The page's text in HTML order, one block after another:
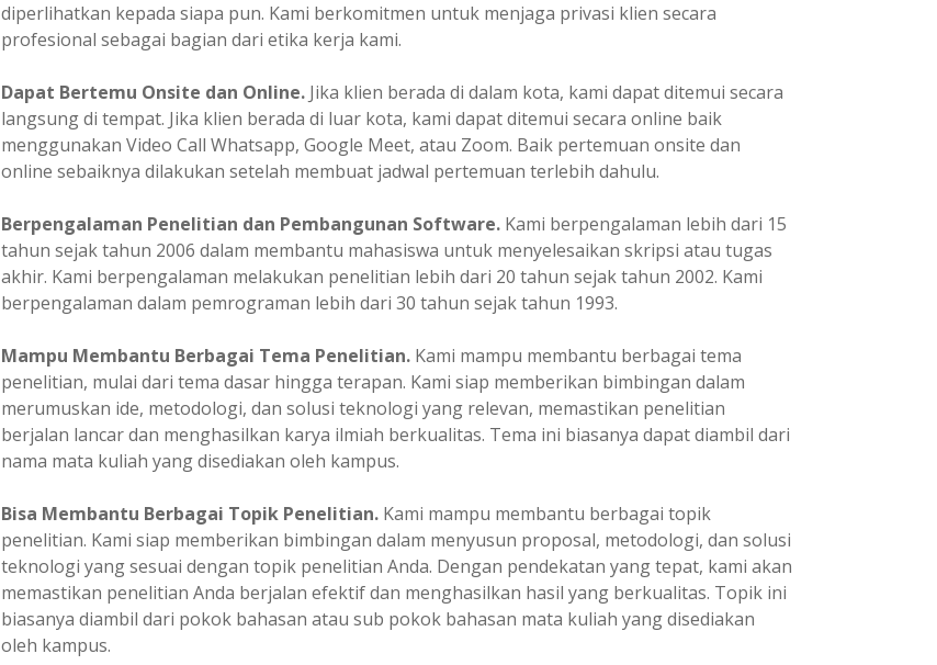
diperlihatkan kepada siapa pun. Kami berkomitmen untuk menjaga privasi klien secara
profesional sebagai bagian dari etika kerja kami.
Dapat Bertemu Onsite dan Online.Jika klien berada di dalam kota, kami dapat ditemui secara
langsung di tempat. Jika klien berada di luar kota, kami dapat ditemui secara online baik
menggunakan Video Call Whatsapp, Google Meet, atau Zoom. Baik pertemuan onsite dan
online sebaiknya dilakukan setelah membuat jadwal pertemuan terlebih dahulu.
Berpengalaman Penelitian dan Pembangunan Software. Kami berpengalaman lebih dari 15
tahun sejak tahun 2006 dalam membantu mahasiswa untuk menyelesaikan skripsi atau tugas
akhir. Kami berpengalaman melakukan penelitian lebih dari 20 tahun sejak tahun 2002. Kami
berpengalaman dalam pemrograman lebih dari 30 tahun sejak tahun 1993.
Mampu Membantu Berbagai Tema Penelitian.Kami mampu membantu berbagai tema
penelitian, mulai dari tema dasar hingga terapan. Kami siap memberikan bimbingan dalam
merumuskan ide, metodologi, dan solusi teknologi yang relevan, memastikan penelitian
berjalan lancar dan menghasilkan karya ilmiah berkualitas. Tema ini biasanya dapat diambil dari
nama mata kuliah yang disediakan oleh kampus.
Bisa Membantu Berbagai Topik Penelitian.Kami mampu membantu berbagai topik
penelitian. Kami siap memberikan bimbingan dalam menyusun proposal, metodologi, dan solusi
teknologi yang sesuai dengan topik penelitian Anda. Dengan pendekatan yang tepat, kami akan
memastikan penelitian Anda berjalan efektif dan menghasilkan hasil yang berkualitas. Topik ini
biasanya diambil dari pokok bahasan atau sub pokok bahasan mata kuliah yang disediakan
oleh kampus.